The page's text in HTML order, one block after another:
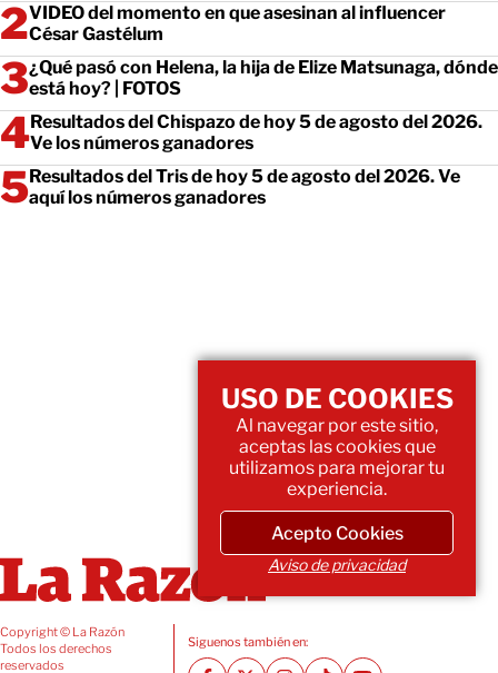
VIDEO del momento en que asesinan al influencer
César Gastélum
¿Qué pasó con Helena, la hija de Elize Matsunaga, dónde
está hoy? | FOTOS
Resultados del Chispazo de hoy 5 de agosto del 2026.
Ve los números ganadores
Resultados del Tris de hoy 5 de agosto del 2026. Ve
aquí los números ganadores
Copyright © La Razón
Todos los derechos
reservados
Siguenos también en:
USO DE COOKIES
Al navegar por este sitio,
aceptas las cookies que
utilizamos para mejorar tu
experiencia.
Acepto Cookies
Aviso de privacidad